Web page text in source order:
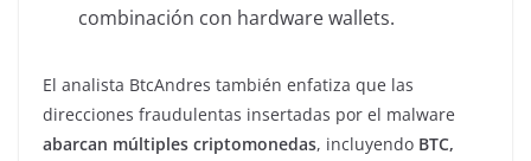
combinación con hardware wallets.
El analista BtcAndres también enfatiza que las
direcciones fraudulentas insertadas por el malware
abarcan múltiples criptomonedas, incluyendo BTC,